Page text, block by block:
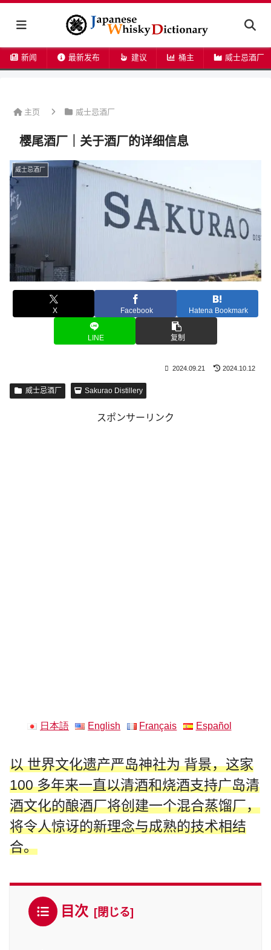
新闻 最新发布 建议 桶主 威士忌酒厂
主页 威士忌酒厂
樱尾酒厂｜关于酒厂的详细信息
威士忌酒厂
X Facebook Hatena Bookmark
LINE 复制
2024.09.21 2024.10.12
威士忌酒厂 Sakurao Distillery
スポンサーリンク
日本語 English Français Español
以世界文化遗产严岛神社为背景，这家
100 多年来一直以清酒和烧酒支持广岛清
酒文化的酿酒厂将创建一个混合蒸馏厂，
将令人惊讶的新理念与成熟的技术相结
合。
目次